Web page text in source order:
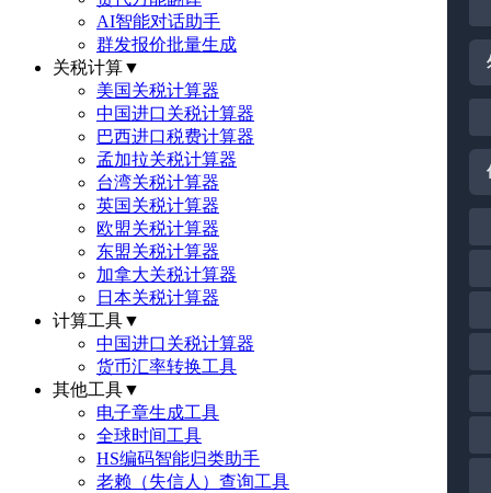
AI智能对话助手
群发报价批量生成
关税计算▼
美国关税计算器
中国进口关税计算器
巴西进口税费计算器
孟加拉关税计算器
台湾关税计算器
英国关税计算器
欧盟关税计算器
东盟关税计算器
加拿大关税计算器
日本关税计算器
计算工具▼
中国进口关税计算器
货币汇率转换工具
其他工具▼
电子章生成工具
全球时间工具
HS编码智能归类助手
老赖（失信人）查询工具